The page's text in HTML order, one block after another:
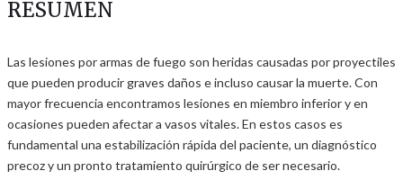
RESUMEN
Las lesiones por armas de fuego son heridas causadas por proyectiles
que pueden producir graves daños e incluso causar la muerte. Con
mayor frecuencia encontramos lesiones en miembro inferior y en
ocasiones pueden afectar a vasos vitales. En estos casos es
fundamental una estabilización rápida del paciente, un diagnóstico
precoz y un pronto tratamiento quirúrgico de ser necesario.